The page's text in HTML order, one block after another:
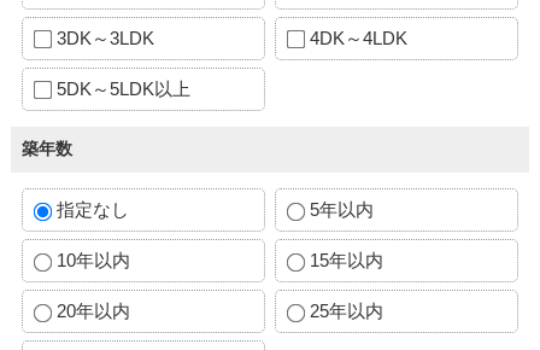
3DK～3LDK 4DK～4LDK
5DK～5LDK以上
築年数
指定なし 5年以内
10年以内 15年以内
20年以内 25年以内